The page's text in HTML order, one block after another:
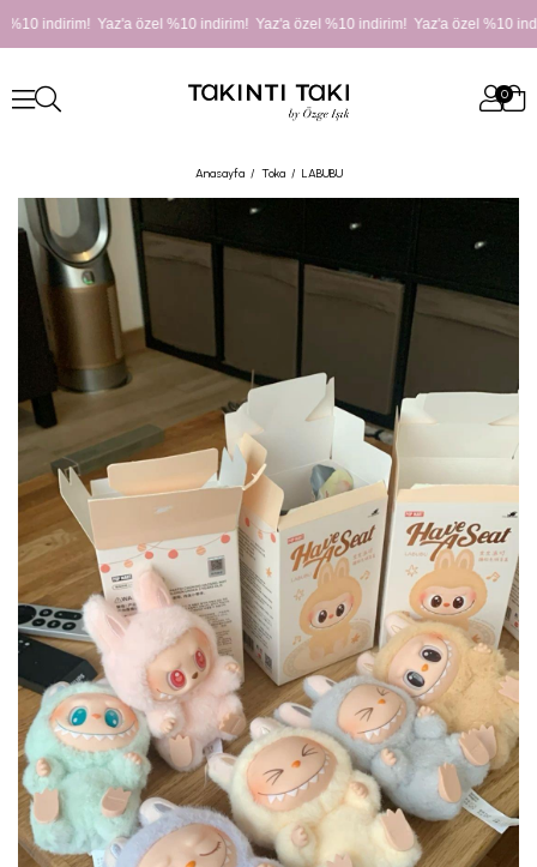
indirim! Yaz'a özel %10 indirim! Yaz'a özel %10 indirim! Yaz'a özel %10
0
Anasayfa Toka LABUBU